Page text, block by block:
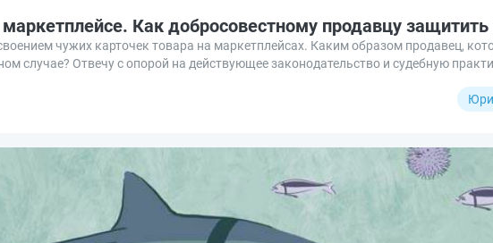
Как добросовестному продавцу защитить
чужих карточек товара на маркетплейсах. Каким образом продавец,
случае? Отвечу с опорой на действующее законодательство и судебную